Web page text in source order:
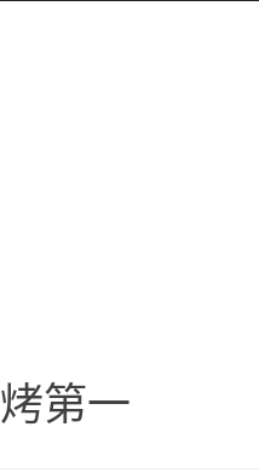
烤第一